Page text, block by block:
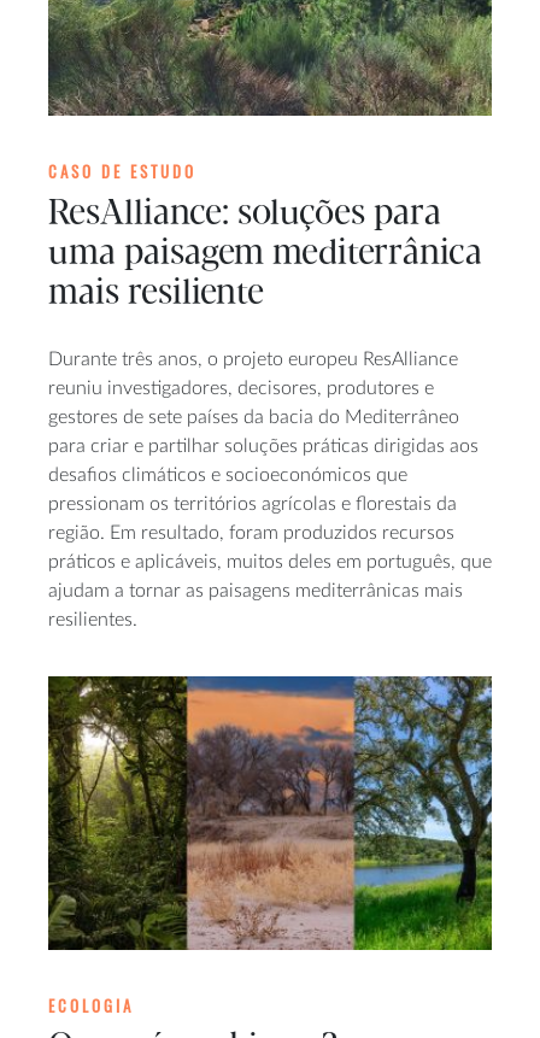
CASO DE ESTUDO
ResAlliance: soluções para
uma paisagem mediterrânica
mais resiliente
Durante três anos, o projeto europeu ResAlliance
reuniu investigadores, decisores, produtores e
gestores de sete países da bacia do Mediterrâneo
para criar e partilhar soluções práticas dirigidas aos
desafios climáticos e socioeconómicos que
pressionam os territórios agrícolas e florestais da
região. Em resultado, foram produzidos recursos
práticos e aplicáveis, muitos deles em português, que
ajudam a tornar as paisagens mediterrânicas mais
resilientes.
ECOLOGIA